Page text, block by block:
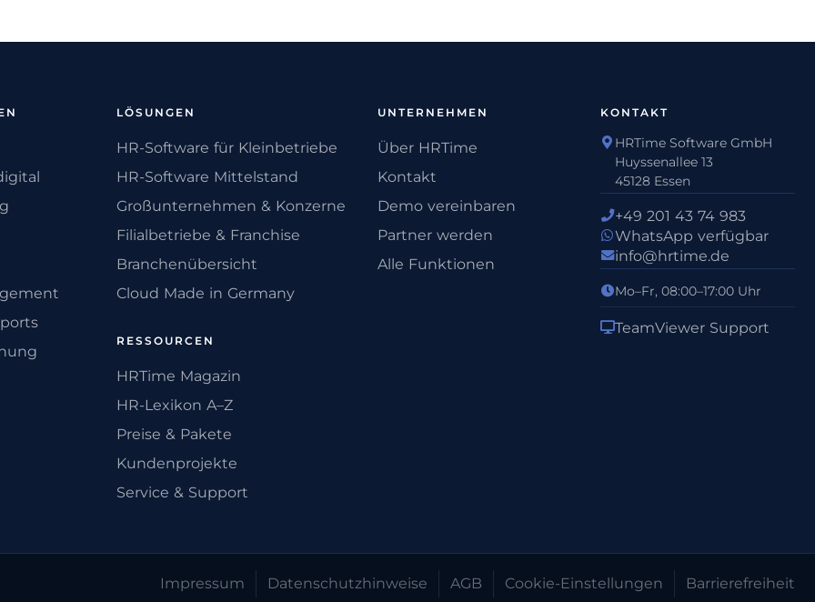
LÖSUNGEN
HR-Software für Kleinbetriebe
HR-Software Mittelstand
Großunternehmen & Konzerne
Filialbetriebe & Franchise
Branchenübersicht
Cloud Made in Germany
RESSOURCEN
HRTime Magazin
HR-Lexikon A–Z
Preise & Pakete
Kundenprojekte
Service & Support
UNTERNEHMEN
Über HRTime
Kontakt
Demo vereinbaren
Partner werden
Alle Funktionen
KONTAKT
HRTime Software GmbH
Huyssenallee 13
45128 Essen
+49 201 43 74 983
WhatsApp verfügbar
info@hrtime.de
Mo–Fr, 08:00–17:00 Uhr
TeamViewer Support
Impressum Datenschutz­hinweise AGB Cookie-Einstellungen Barrierefreiheit